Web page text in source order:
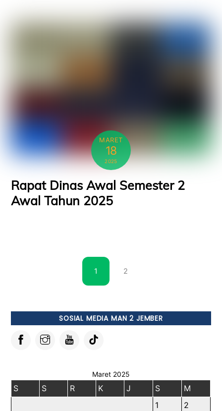
MARET
18
2025
Rapat Dinas Awal Semester 2
Awal Tahun 2025
1 2
SOSIAL MEDIA MAN 2 JEMBER
Maret 2025
S S R K J S
M
1
2